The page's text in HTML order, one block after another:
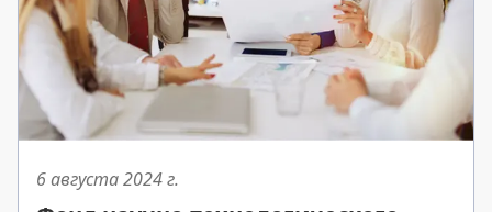
6 августа 2024г.